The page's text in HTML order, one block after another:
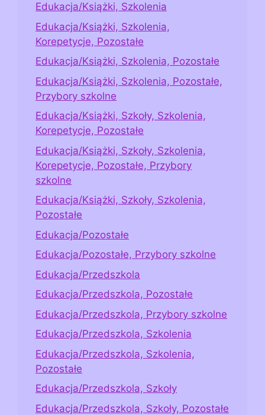
Edukacja/Książki, Szkolenia
Edukacja/Książki, Szkolenia,
Korepetycje, Pozostałe
Edukacja/Książki, Szkolenia, Pozostałe
Edukacja/Książki, Szkolenia, Pozostałe,
Przybory szkolne
Edukacja/Książki, Szkoły, Szkolenia,
Korepetycje, Pozostałe
Edukacja/Książki, Szkoły, Szkolenia,
Korepetycje, Pozostałe, Przybory
szkolne
Edukacja/Książki, Szkoły, Szkolenia,
Pozostałe
Edukacja/Pozostałe
Edukacja/Pozostałe, Przybory szkolne
Edukacja/Przedszkola
Edukacja/Przedszkola, Pozostałe
Edukacja/Przedszkola, Przybory szkolne
Edukacja/Przedszkola, Szkolenia
Edukacja/Przedszkola, Szkolenia,
Pozostałe
Edukacja/Przedszkola, Szkoły
Edukacja/Przedszkola, Szkoły, Pozostałe